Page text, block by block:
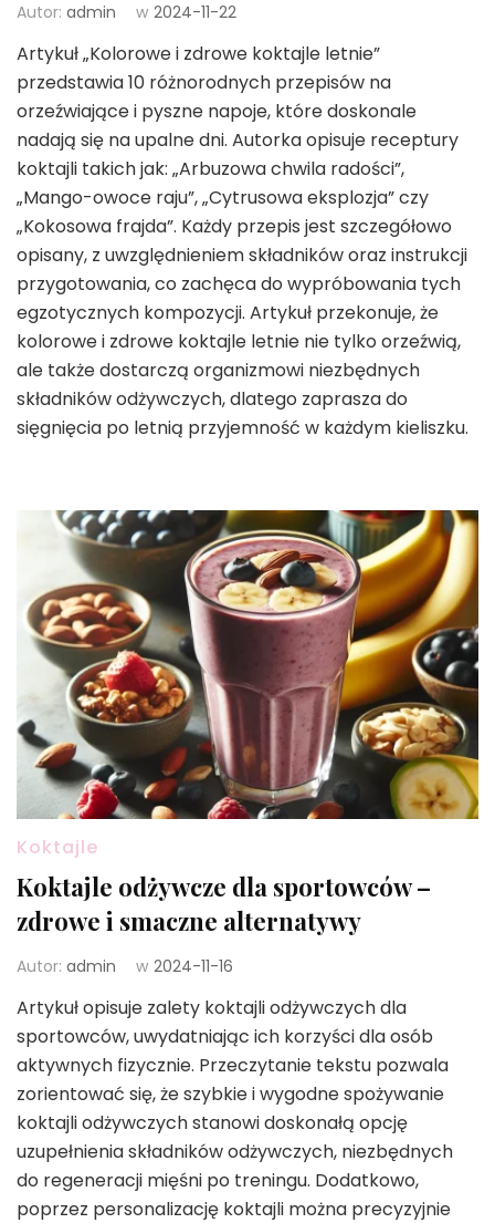
Autor: admin w 2024-11-22
Artykuł „Kolorowe i zdrowe koktajle letnie”
przedstawia 10 różnorodnych przepisów na
orzeźwiające i pyszne napoje, które doskonale
nadają się na upalne dni. Autorka opisuje receptury
koktajli takich jak: „Arbuzowa chwila radości”,
„Mango-owoce raju”, „Cytrusowa eksplozja” czy
„Kokosowa frajda”. Każdy przepis jest szczegółowo
opisany, z uwzględnieniem składników oraz instrukcji
przygotowania, co zachęca do wypróbowania tych
egzotycznych kompozycji. Artykuł przekonuje, że
kolorowe i zdrowe koktajle letnie nie tylko orzeźwią,
ale także dostarczą organizmowi niezbędnych
składników odżywczych, dlatego zaprasza do
sięgnięcia po letnią przyjemność w każdym kieliszku.
Koktajle
Koktajle odżywcze dla sportowców –
zdrowe i smaczne alternatywy
Autor: admin w 2024-11-16
Artykuł opisuje zalety koktajli odżywczych dla
sportowców, uwydatniając ich korzyści dla osób
aktywnych fizycznie. Przeczytanie tekstu pozwala
zorientować się, że szybkie i wygodne spożywanie
koktajli odżywczych stanowi doskonałą opcję
uzupełnienia składników odżywczych, niezbędnych
do regeneracji mięśni po treningu. Dodatkowo,
poprzez personalizację koktajli można precyzyjnie